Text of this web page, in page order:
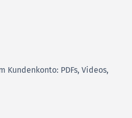
PDFs, Videos,